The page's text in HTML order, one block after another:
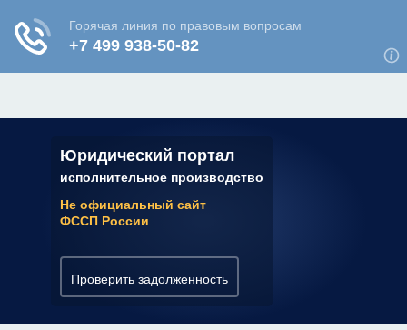
Юридический портал
исполнительное производство
Не официальный сайт
ФССП России
Проверить задолженность
✆ 7 (800) 350-22-64